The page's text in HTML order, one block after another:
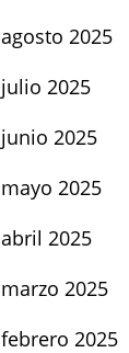
agosto 2025
julio 2025
junio 2025
mayo 2025
abril 2025
marzo 2025
febrero 2025